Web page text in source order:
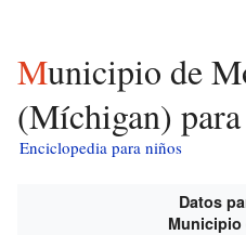
Municipio de Moran
(Míchigan)
Enciclopedia para niños
Datos
Municipio